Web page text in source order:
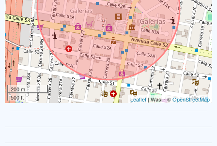
200 m
500 ft
Leaflet | Wasi - ©OpenStreetMap